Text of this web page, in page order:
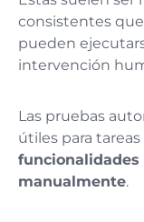
consistentes
pueden
intervención
Las pruebas
útiles para
funcionalidades
manualmente.